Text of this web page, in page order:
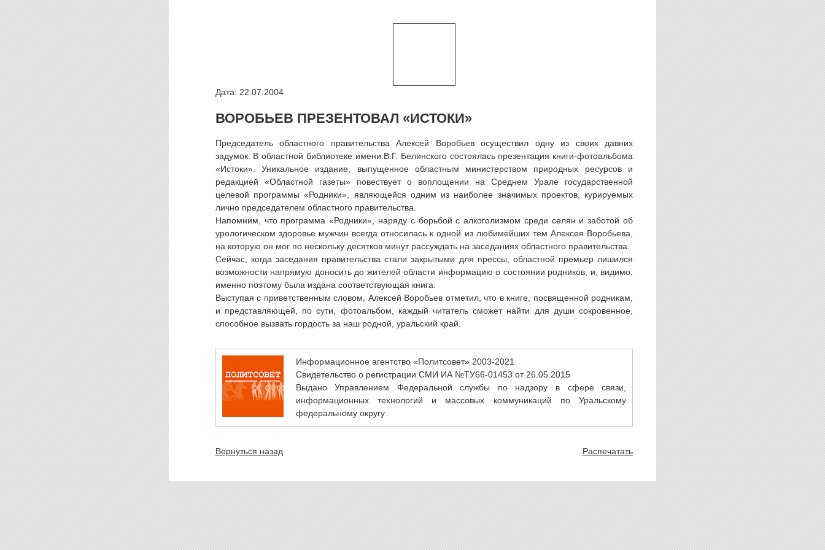
Дата: 22.07.2004
ВОРОБЬЕВ ПРЕЗЕНТОВАЛ «ИСТОКИ»
Председатель областного правительства Алексей Воробьев осуществил одну из своих давних
задумок: В областной библиотеке имени В.Г. Белинского состоялась презентация книги-фотоальбома
«Истоки». Уникальное издание, выпущенное областным министерством природных ресурсов и
редакцией «Областной газеты» повествует о воплощении на Среднем Урале государственной
целевой программы «Родники», являющейся одним из наиболее значимых проектов, курируемых
лично председателем областного правительства.
Напомним, что программа «Родники», наряду с борьбой с алкоголизмом среди селян и заботой об
урологическом здоровье мужчин всегда относилась к одной из любимейших тем Алексея Воробьева,
на которую он мог по нескольку десятков минут рассуждать на заседаниях областного правительства.
Сейчас, когда заседания правительства стали закрытыми для прессы, областной премьер лишился
возможности напрямую доносить до жителей области информацию о состоянии родников, и, видимо,
именно поэтому была издана соответствующая книга.
Выступая с приветственным словом, Алексей Воробьев отметил, что в книге, посвященной родникам,
и представляющей, по сути, фотоальбом, каждый читатель сможет найти для души сокровенное,
способное вызвать гордость за наш родной, уральский край.
Информационное агентство «Политсовет» 2003-2021
Свидетельство о регистрации СМИ ИА №ТУ66-01453 от 26.05.2015
Выдано Управлением Федеральной службы по надзору в сфере связи,
информационных технологий и массовых коммуникаций по Уральскому
федеральному округу
Вернуться назад Распечатать